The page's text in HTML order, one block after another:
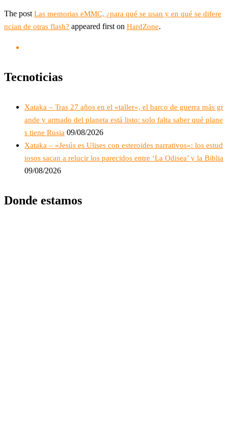
The post Las memorias eMMC, ¿para qué se usan y en qué se difere
ncian de otras flash? appeared first on HardZone.
Tecnoticias
Xataka – Tras 27 años en el «taller», el barco de guerra más gr
ande y armado del planeta está listo: solo falta saber qué plane
s tiene Rusia 09/08/2026
Xataka – «Jesús es Ulises con esteroides narrativos»: los estud
iosos sacan a relucir los parecidos entre ‘La Odisea’ y la Biblia
09/08/2026
Donde estamos